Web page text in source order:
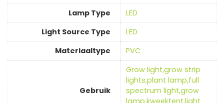
Lamp Type
‎LED
Light Source Type
‎LED
Materiaaltype
‎PVC
Gebruik
‎Grow light,grow strip
lights,plant lamp,full
spectrum light,grow